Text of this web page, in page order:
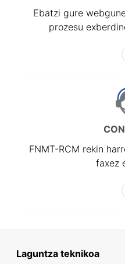
Ebatzi gure
prozesu
FNMT-RCM rekin
faxez
Laguntza teknikoa